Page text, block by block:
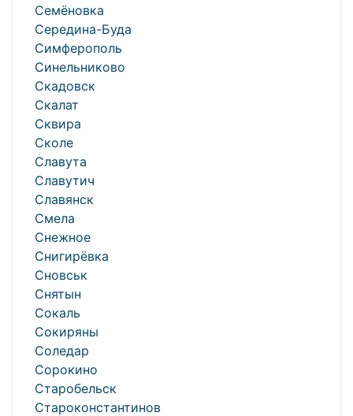
Семёновка
Середина-Буда
Симферополь
Синельниково
Скадовск
Скалат
Сквира
Сколе
Славута
Славутич
Славянск
Смела
Снежное
Снигирёвка
Сновськ
Снятын
Сокаль
Сокиряны
Соледар
Сорокино
Старобельск
Староконстантинов